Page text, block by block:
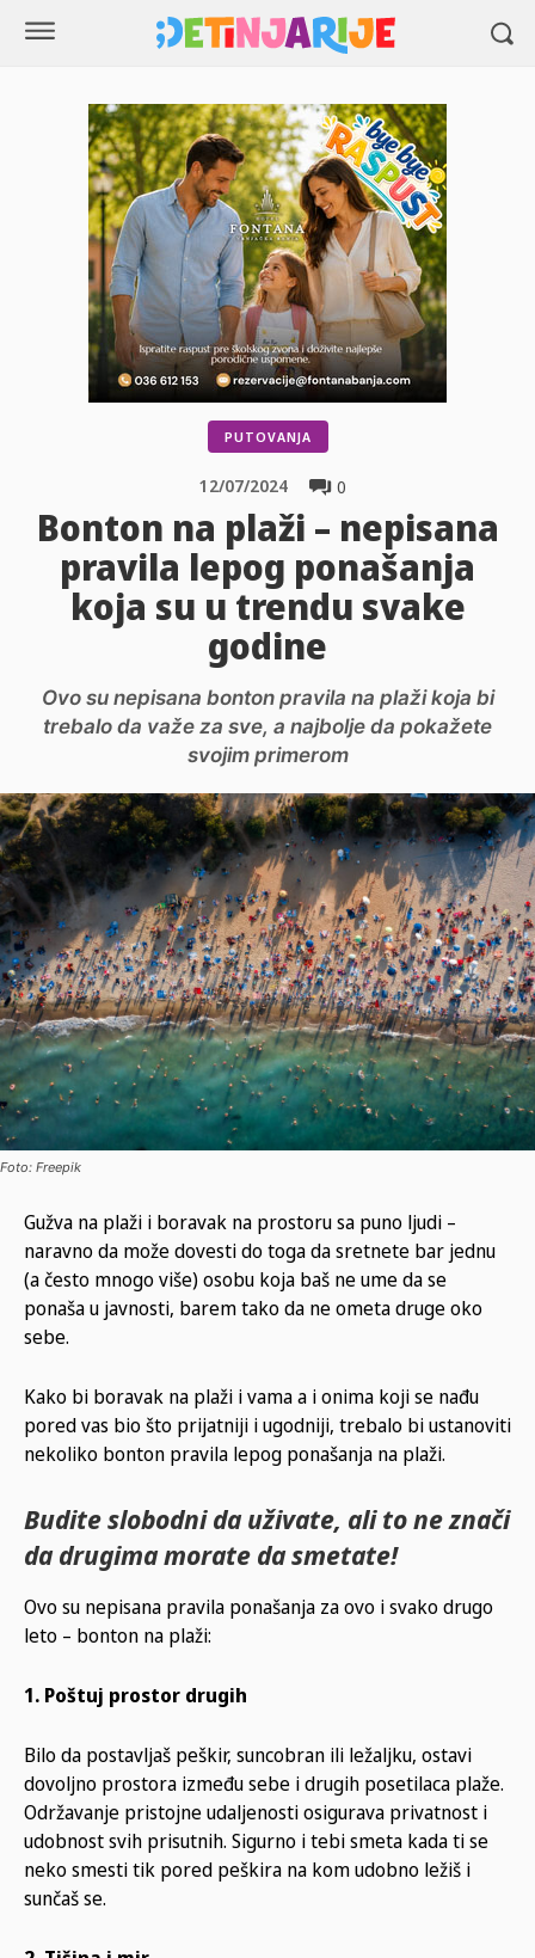
PUTOVANJA
0
12/07/2024
Bonton na plaži – nepisana
pravila lepog ponašanja
koja su u trendu svake
godine
Ovo su nepisana bonton pravila na plaži koja bi
trebalo da važe za sve, a najbolje da pokažete
svojim primerom
Foto: Freepik
Gužva na plaži i boravak na prostoru sa puno ljudi –
naravno da može dovesti do toga da sretnete bar jednu
(a često mnogo više) osobu koja baš ne ume da se
ponaša u javnosti, barem tako da ne ometa druge oko
sebe.
Kako bi boravak na plaži i vama a i onima koji se nađu
pored vas bio što prijatniji i ugodniji, trebalo bi ustanoviti
nekoliko bonton pravila lepog ponašanja na plaži.
Budite slobodni da uživate, ali to ne znači
da drugima morate da smetate!
Ovo su nepisana pravila ponašanja za ovo i svako drugo
leto – bonton na plaži:
1. Poštuj prostor drugih
Bilo da postavljaš peškir, suncobran ili ležaljku, ostavi
dovoljno prostora između sebe i drugih posetilaca plaže.
Održavanje pristojne udaljenosti osigurava privatnost i
udobnost svih prisutnih. Sigurno i tebi smeta kada ti se
neko smesti tik pored peškira na kom udobno ležiš i
sunčaš se.